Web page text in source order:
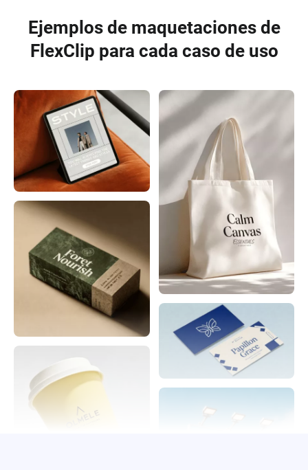
Ejemplos de maquetaciones de
FlexClip para cada caso de uso